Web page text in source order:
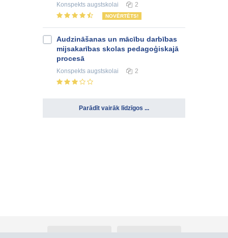
Konspekts augstskolai 2
NOVĒRTĒTS!
Audzināšanas un mācību darbības
mijsakarības skolas pedagoģiskajā
procesā
Konspekts augstskolai 2
Parādīt vairāk līdzīgos ...